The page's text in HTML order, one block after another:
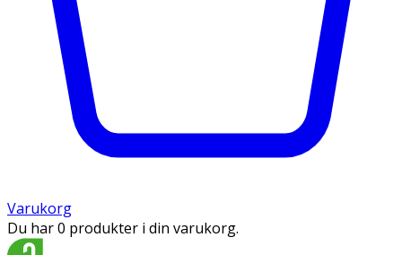
Varukorg
Du har 0 produkter i din varukorg.